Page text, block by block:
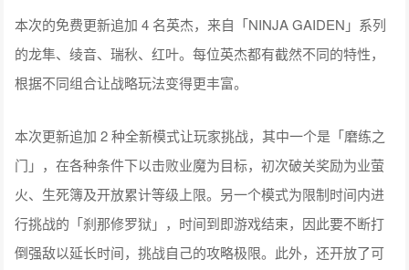
本次的免费更新追加 4 名英杰，来自「NINJA GAIDEN」系列
的龙隼、绫音、瑞秋、红叶。每位英杰都有截然不同的特性，
根据不同组合让战略玩法变得更丰富。
本次更新追加 2 种全新模式让玩家挑战，其中一个是「磨练之
门」，在各种条件下以击败业魔为目标，初次破关奖励为业萤
火、生死簿及开放累计等级上限。另一个模式为限制时间内进
行挑战的「刹那修罗狱」，时间到即游戏结束，因此要不断打
倒强敌以延长时间，挑战自己的攻略极限。此外，还开放了可